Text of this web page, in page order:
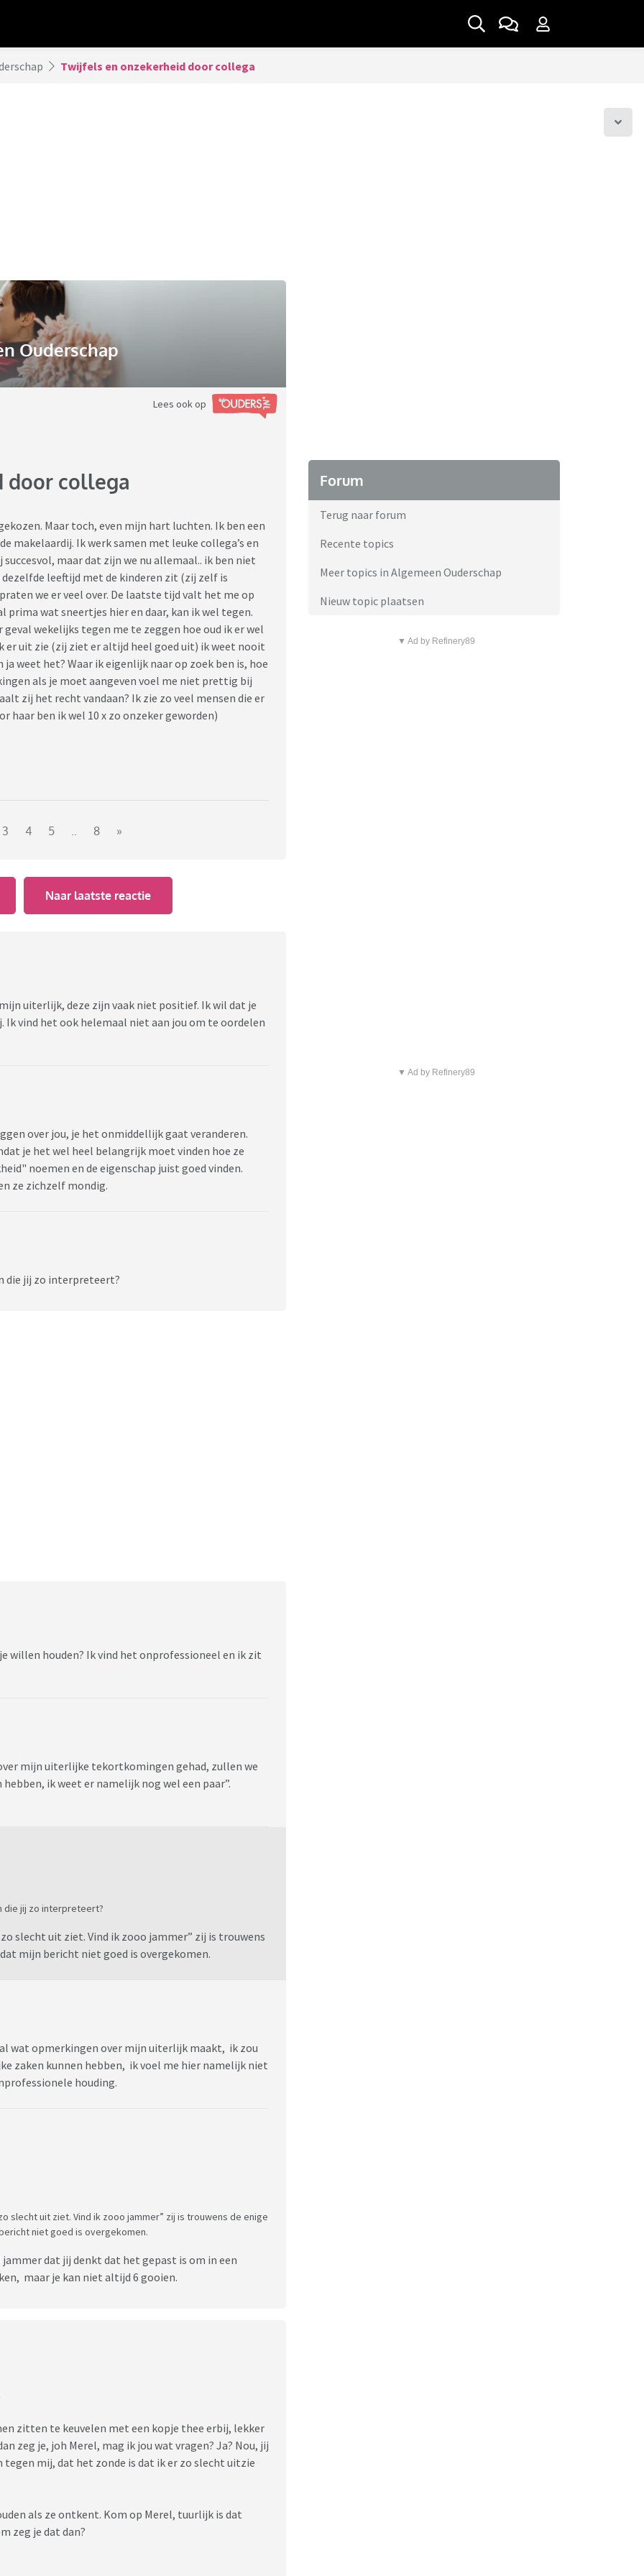
Twijfels en onzekerheid door collega
Ouderschap
Lees ook op
door collega
Maar toch, even mijn hart luchten. Ik ben een
makelaardij. Ik werk samen met leuke collega’s en
maar dat zijn we nu allemaal.. ik ben niet
leeftijd met de kinderen zit (zij zelf is
we er veel over. De laatste tijd valt het me op
prima wat sneertjes hier en daar, kan ik wel tegen.
wekelijks tegen me te zeggen hoe oud ik er wel
er uit zie (zij ziet er altijd heel goed uit) ik weet nooit
weet het? Waar ik eigenlijk naar op zoek ben is, hoe
als je moet aangeven voel me niet prettig bij
zij het recht vandaan? Ik zie zo veel mensen die er
ben ik wel 10 x zo onzeker geworden)
3 4 5 .. 8 »
Naar laatste reactie
uiterlijk, deze zijn vaak niet positief. Ik wil dat je
vind het ook helemaal niet aan jou om te oordelen
over jou, je het onmiddellijk gaat veranderen.
je het wel heel belangrijk moet vinden hoe ze
noemen en de eigenschap juist goed vinden.
ze zichzelf mondig.
die jij zo interpreteert?
willen houden? Ik vind het onprofessioneel en ik zit
mijn uiterlijke tekortkomingen gehad, zullen we
ik weet er namelijk nog wel een paar”.
die jij zo interpreteert?
slecht uit ziet. Vind ik zooo jammer” zij is trouwens
mijn bericht niet goed is overgekomen.
wat opmerkingen over mijn uiterlijk maakt, ik zou
zaken kunnen hebben, ik voel me hier namelijk niet
houding.
slecht uit ziet. Vind ik zooo jammer” zij is trouwens de enige
niet goed is overgekomen.
dat jij denkt dat het gepast is om in een
maar je kan niet altijd 6 gooien.
zitten te keuvelen met een kopje thee erbij, lekker
zeg je, joh Merel, mag ik jou wat vragen? Ja? Nou, jij
tegen mij, dat het zonde is dat ik er zo slecht uitzie
als ze ontkent. Kom op Merel, tuurlijk is dat
zeg je dat dan?
Forum
Terug naar forum
Recente topics
Meer topics in Algemeen Ouderschap
Nieuw topic plaatsen
▼ Ad by Refinery89
▼ Ad by Refinery89